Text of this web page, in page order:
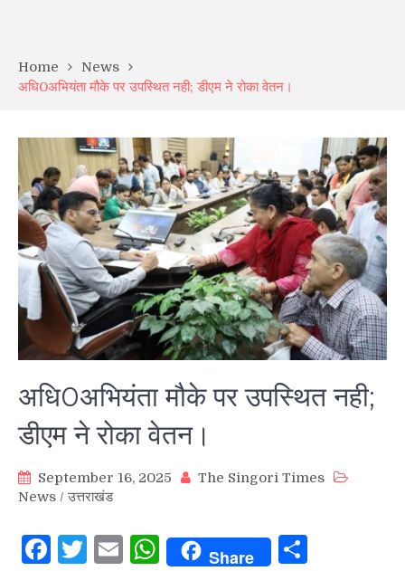
Home
News
अधि0अभियंता मौके पर उपस्थित नही; डीएम ने रोका वेतन।
अधि0अभियंता मौके पर उपस्थित नही;
डीएम ने रोका वेतन।
September 16, 2025
The Singori Times
News /उत्तराखंड
Facebook
Twitter
EmailWhatsApp
Share